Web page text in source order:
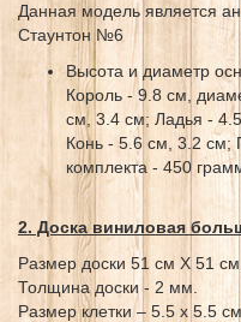
Данная модель является
Стаунтон №6
Высота и диаметр
Король - 9.8 см,
см, 3.4 см; Ладья -
Конь - 5.6 см, 3.2 см;
комплекта - 450
2. Доска виниловая
Размер доски 51 см X 51 см.
Толщина доски - 2 мм.
Размер клетки – 5.5 х 5.5 см.